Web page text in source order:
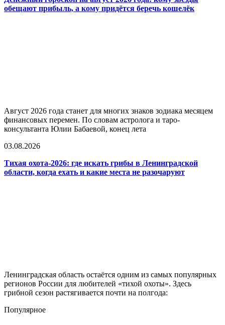
обещают прибыль, а кому придётся беречь кошелёк
Август 2026 года станет для многих знаков зодиака месяцем
финансовых перемен. По словам астролога и таро-
консультанта Юлии Бабаевой, конец лета
03.08.2026
Тихая охота-2026: где искать грибы в Ленинградской
области, когда ехать и какие места не разочаруют
Ленинградская область остаётся одним из самых популярных
регионов России для любителей «тихой охоты». Здесь
грибной сезон растягивается почти на полгода:
Популярное